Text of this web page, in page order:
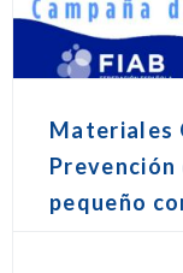
Materiales
Prevención
pequeño